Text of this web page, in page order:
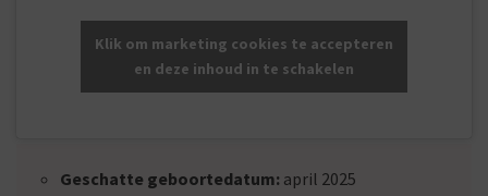
Klik om marketing cookies te accepteren
en deze inhoud in te schakelen
Geschatte geboortedatum: april 2025